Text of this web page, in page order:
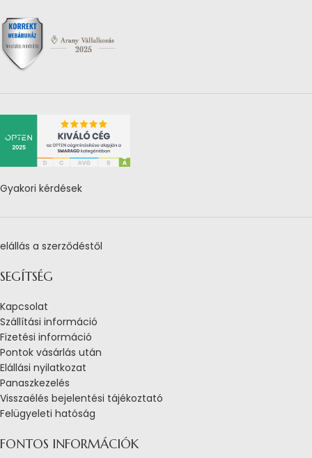
Gyakori kérdések
elállás a szerződéstől
SEGÍTSÉG
Kapcsolat
Szállítási információ
Fizetési információ
Pontok vásárlás után
Elállási nyilatkozat
Panaszkezelés
Visszaélés bejelentési tájékoztató
Felügyeleti hatóság
FONTOS INFORMÁCIÓK